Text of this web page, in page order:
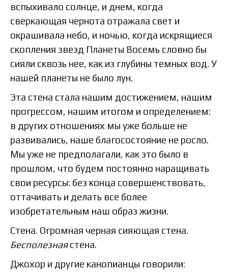
вспыхивало солнце, и днем, когда
сверкающая чернота отражала свет и
окрашивала небо, и ночью, когда искрящиеся
скопления звезд Планеты Восемь словно бы
сияли сквозь нее, как из глубины темных вод. У
нашей планеты не было лун.
Эта стена стала нашим достижением, нашим
прогрессом, нашим итогом и определением:
в других отношениях мы уже больше не
развивались, наше благосостояние не росло.
Мы уже не предполагали, как это было в
прошлом, что будем постоянно наращивать
свои ресурсы: без конца совершенствовать,
оттачивать и делать все более
изобретательным наш образ жизни.
Стена. Огромная черная сияющая стена.
Бесполезнаястена.
Джохор и другие канопианцы говорили: